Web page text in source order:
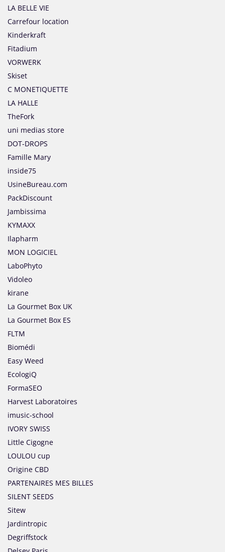
LA BELLE VIE
Carrefour location
Kinderkraft
Fitadium
VORWERK
Skiset
C MONETIQUETTE
LA HALLE
TheFork
uni medias store
DOT-DROPS
Famille Mary
inside75
UsineBureau.com
PackDiscount
Jambissima
KYMAXX
Ilapharm
MON LOGICIEL
LaboPhyto
Vidoleo
kirane
La Gourmet Box UK
La Gourmet Box ES
FLTM
Biomédi
Easy Weed
EcologiQ
FormaSEO
Harvest Laboratoires
imusic-school
IVORY SWISS
Little Cigogne
LOULOU cup
Origine CBD
PARTENAIRES MES BILLES
SILENT SEEDS
Sitew
Jardintropic
Degriffstock